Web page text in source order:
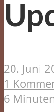
20. Juni
1
6